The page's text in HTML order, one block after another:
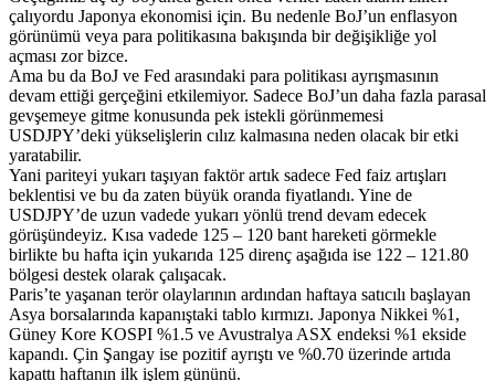
çalıyordu Japonya ekonomisi için. Bu nedenle BoJ’un enflasyon
görünümü veya para politikasına bakışında bir değişikliğe yol
açması zor bizce.
Ama bu da BoJ ve Fed arasındaki para politikası ayrışmasının
devam ettiği gerçeğini etkilemiyor. Sadece BoJ’un daha fazla parasal
gevşemeye gitme konusunda pek istekli görünmemesi
USDJPY’deki yükselişlerin cılız kalmasına neden olacak bir etki
yaratabilir.
Yani pariteyi yukarı taşıyan faktör artık sadece Fed faiz artışları
beklentisi ve bu da zaten büyük oranda fiyatlandı. Yine de
USDJPY’de uzun vadede yukarı yönlü trend devam edecek
görüşündeyiz. Kısa vadede 125 – 120 bant hareketi görmekle
birlikte bu hafta için yukarıda 125 direnç aşağıda ise 122 – 121.80
bölgesi destek olarak çalışacak.
Paris’te yaşanan terör olaylarının ardından haftaya satıcılı başlayan
Asya borsalarında kapanıştaki tablo kırmızı. Japonya Nikkei %1,
Güney Kore KOSPI %1.5 ve Avustralya ASX endeksi %1 ekside
kapandı. Çin Şangay ise pozitif ayrıştı ve %0.70 üzerinde artıda
kapattı haftanın ilk işlem gününü.